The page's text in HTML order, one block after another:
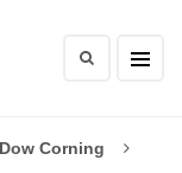
Dow Corning